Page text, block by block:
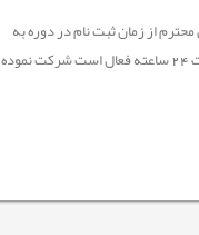
روزه برگزار می گردد و یادگیرندگان محترم از زمان ثبت نام در دوره به
مدت 40 روز مهلت دارند محتوای دوره ها را مشاهده و پس از گذشت 72 ساعت از زمان ثبت نام در آزمون های دوره که به صورت 24 ساعته فعال است شرکت نموده